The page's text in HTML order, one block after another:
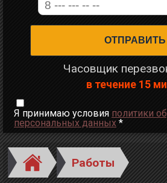
Часовщик
в течение 15
Я принимаю условия политики
персональных данных *
Работы